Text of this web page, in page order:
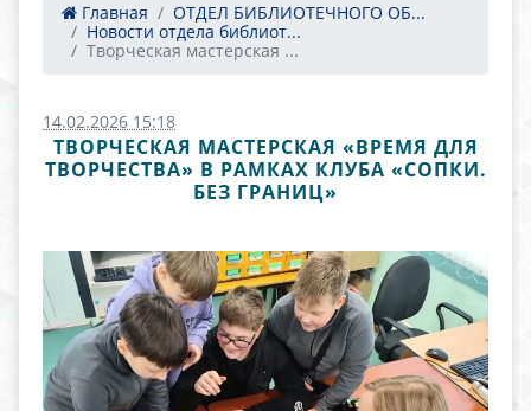
Главная
ОТДЕЛ БИБЛИОТЕЧНОГО ОБ...
Новости отдела библиот...
Творческая мастерская ...
14.02.2026 15:18
ТВОРЧЕСКАЯ МАСТЕРСКАЯ «ВРЕМЯ ДЛЯ
ТВОРЧЕСТВА» В РАМКАХ КЛУБА «СОПКИ.
БЕЗ ГРАНИЦ»